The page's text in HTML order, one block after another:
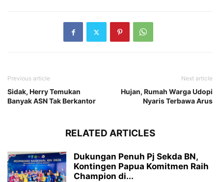
Previous article
Sidak, Herry Temukan
Banyak ASN Tak Berkantor
Next article
Hujan, Rumah Warga Udopi
Nyaris Terbawa Arus
RELATED ARTICLES
Dukungan Penuh Pj Sekda BN,
Kontingen Papua Komitmen Raih
Champion di...